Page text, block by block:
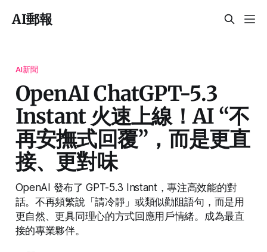
AI郵報
AI新聞
OpenAI ChatGPT-5.3
Instant 火速上線！AI “不
再安撫式回覆”，而是更直
接、更對味
OpenAI 發布了 GPT-5.3 Instant，專注高效能的對
話。不再頻繁說「請冷靜」或類似勸阻語句，而是用
更自然、更具同理心的方式回應用戶情緒。成為最直
接的專業夥伴。